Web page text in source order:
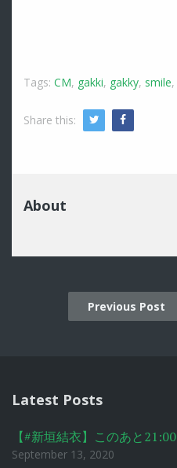
Tags: CM, gakki, gakky, smile,
Share this: Twitter
About
Previous Post
Latest Posts
【#新垣結衣】このあと21:00
September 13, 2020